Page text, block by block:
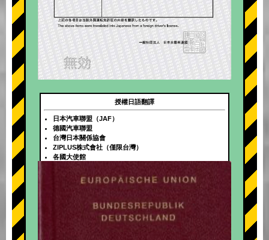
+
授權日語翻譯
日本汽車聯盟（JAF）
德國汽車聯盟
台灣日本關係協會
ZIPLUS株式會社（僅限台灣）
各國大使館